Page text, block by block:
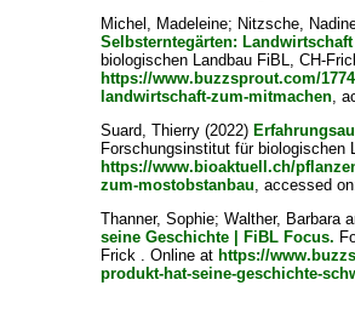
Michel, Madeleine; Nitzsche,
Selbsterntegärten:
biologischen Landbau FiBL, CH-
https://www.buzzsprout.com/
landwirtschaft-zum-mitmachen ,
Suard, Thierry (2022)
Forschungsinstitut für biologischen
https://www.bioaktuell.ch/
zum-mostobstanbau , accessed
Thanner, Sophie;Walther, Barbara
seine Geschichte | FiBL Focus.
Frick . Online at https://
produkt-hat-seine-geschichte-